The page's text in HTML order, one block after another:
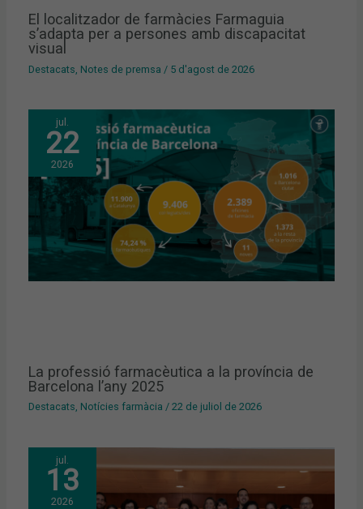
El localitzador de farmàcies Farmaguia
s’adapta per a persones amb discapacitat
visual
Destacats Notes de premsa / 5 d'agost de 2026
jul.
22
2026
La professió farmacèutica a la província de
Barcelona l’any 2025
Destacats, Notícies farmàcia /22 de juliol de 2026
jul.
13
2026